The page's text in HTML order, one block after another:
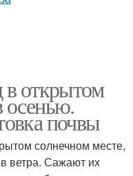
в открытом
осенью.
почвы
солнечном месте,
ветра. Сажают их